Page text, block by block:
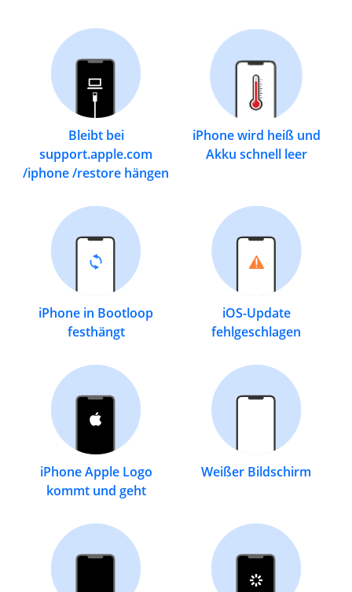
Bleibt bei
support.apple.com
/iphone /restore hängen
iPhone wird heiß und
Akku schnell leer
iPhone in Bootloop
festhängt
iOS-Update
fehlgeschlagen
iPhone Apple Logo
kommt und geht
Weißer Bildschirm